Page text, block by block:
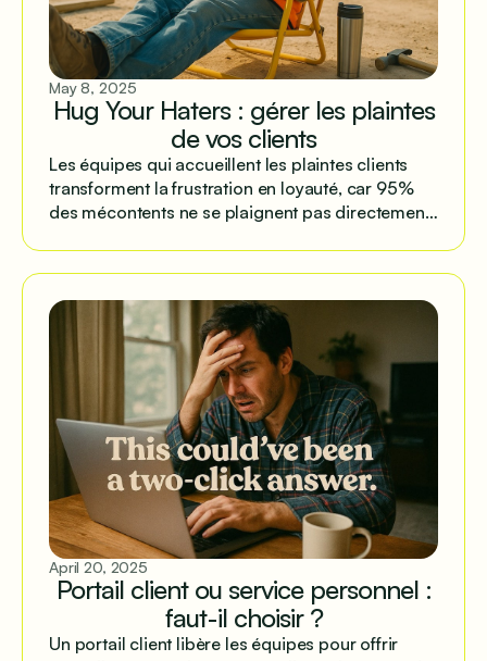
May 8, 2025
Hug Your Haters : gérer les plaintes
de vos clients
Les équipes qui accueillent les plaintes clients
transforment la frustration en loyauté, car 95%
des mécontents ne se plaignent pas directement
April 20, 2025
Portail client ou service personnel :
faut-il choisir ?
Un portail client libère les équipes pour offrir